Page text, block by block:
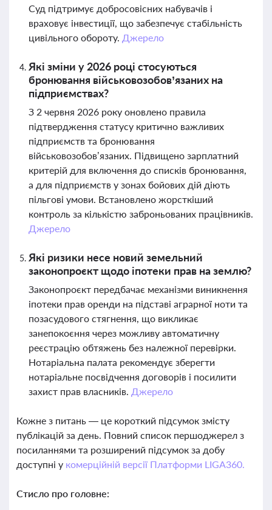
Суд підтримує добросовісних набувачів і
враховує інвестиції, що забезпечує стабільність
цивільного обороту. Джерело
Які зміни у 2026 році стосуються
бронювання військовозобов’язаних на
підприємствах?
З 2 червня 2026 року оновлено правила
підтвердження статусу критично важливих
підприємств та бронювання
військовозобов’язаних. Підвищено зарплатний
критерій для включення до списків бронювання,
а для підприємств у зонах бойових дій діють
пільгові умови. Встановлено жорсткіший
контроль за кількістю заброньованих працівників.
Джерело
Які ризики несе новий земельний
законопроєкт щодо іпотеки прав на землю?
Законопроєкт передбачає механізми виникнення
іпотеки прав оренди на підставі аграрної ноти та
позасудового стягнення, що викликає
занепокоєння через можливу автоматичну
реєстрацію обтяжень без належної перевірки.
Нотаріальна палата рекомендує зберегти
нотаріальне посвідчення договорів і посилити
захист прав власників. Джерело
Кожне з питань — це короткий підсумок змісту
публікацій за день. Повний список першоджерел з
посиланнями та розширений підсумок за добу
доступні у комерційній версії Платформи LIGA360.
Стисло про головне: